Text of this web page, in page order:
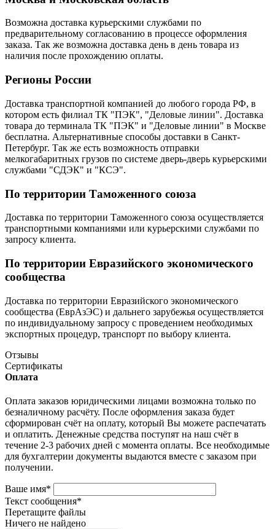
Возможна доставка курьерскими службами по
предварительному согласованию в процессе оформления
заказа. Так же возможна доставка день в день товара из
наличия после прохождению оплаты.
Регионы России
Доставка транспортной компанией до любого города РФ, в
котором есть филиал ТК "ПЭК", "Деловые линии". Доставка
товара до терминала ТК "ПЭК" и "Деловые линии" в Москве
бесплатна. Альтернативные способы доставки в Санкт-
Петербург. Так же есть возможность отправки
мелкогабаритных грузов по системе дверь-дверь курьерскими
службами "СДЭК" и "КСЭ".
По территории Таможенного союза
Доставка по территории Таможенного союза осуществляется
транспортными компаниями или курьерскими службами по
запросу клиента.
По территории Евразийского экономического
сообщества
Доставка по территории Евразийского экономического
сообщества (ЕврАзЭС) и дальнего зарубежья осуществляется
по индивидуальному запросу с проведением необходимых
экспортных процедур, транспорт по выбору клиента.
Отзывы
Сертификаты
Оплата
Оплата заказов юридическими лицами возможна только по
безналичному расчёту. После оформления заказа будет
сформирован счёт на оплату, который Вы можете распечатать
и оплатить. Денежные средства поступят на наш счёт в
течение 2-3 рабочих дней с момента оплаты. Все необходимые
для бухгалтерии документы выдаются вместе с заказом при
получении.
Ваше имя*
Текст сообщения*
Перетащите файлы
Ничего не найдено